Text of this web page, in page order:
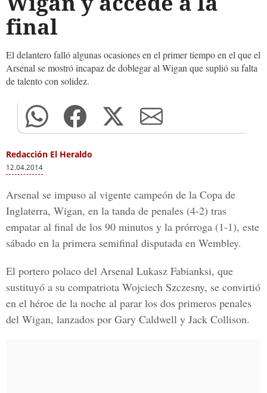
final
El delantero falló algunas ocasiones en el primer tiempo en el que el
Arsenal se mostró incapaz de doblegar al Wigan que suplió su falta
de talento con solidez.
Redacción El Heraldo
12.04.2014
Arsenal se impuso al vigente campeón de la Copa de
Inglaterra, Wigan, en la tanda de penales (4-2) tras
empatar al final de los 90 minutos y la prórroga (1-1), este
sábado en la primera semifinal disputada en Wembley.
El portero polaco del Arsenal Lukasz Fabianksi, que
sustituyó a su compatriota Wojciech Szczesny, se convirtió
en el héroe de la noche al parar los dos primeros penales
del Wigan, lanzados por Gary Caldwell y Jack Collison.